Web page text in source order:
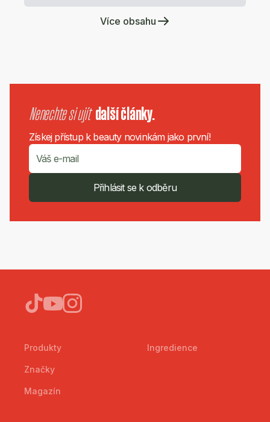
Více obsahu
Nenechte si ujít další články.
Získej přístup k beauty novinkám jako první!
Přihlásit se k odběru
Produkty
Značky
Magazín
Ingredience